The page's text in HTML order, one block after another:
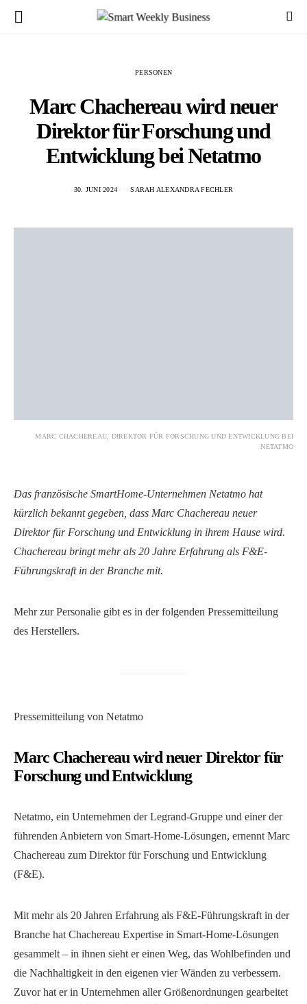
PERSONEN
Marc Chachereau wird neuer
Direktor für Forschung und
Entwicklung bei Netatmo
30. JUNI 2024 SARAH ALEXANDRA FECHLER
MARC CHACHEREAU, DIREKTOR FÜR FORSCHUNG UND ENTWICKLUNG BEI
NETATMO
Das französische SmartHome-Unternehmen Netatmo hat
kürzlich bekannt gegeben, dass Marc Chachereau neuer
Direktor für Forschung und Entwicklung in ihrem Hause wird.
Chachereau bringt mehr als 20 Jahre Erfahrung als F&E-
Führungskraft in der Branche mit.
Mehr zur Personalie gibt es in der folgenden Pressemitteilung
des Herstellers.
Pressemitteilung von Netatmo
Marc Chachereau wird neuer Direktor für
Forschung und Entwicklung
Netatmo, ein Unternehmen der Legrand-Gruppe und einer der
führenden Anbietern von Smart-Home-Lösungen, ernennt Marc
Chachereau zum Direktor für Forschung und Entwicklung
(F&E).
Mit mehr als 20 Jahren Erfahrung als F&E-Führungskraft in der
Branche hat Chachereau Expertise in Smart-Home-Lösungen
gesammelt – in ihnen sieht er einen Weg, das Wohlbefinden und
die Nachhaltigkeit in den eigenen vier Wänden zu verbessern.
Zuvor hat er in Unternehmen aller Größenordnungen gearbeitet